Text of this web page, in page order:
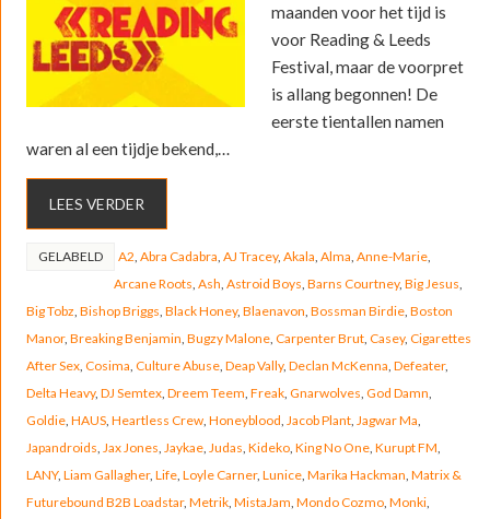
maanden voor het tijd is
voor Reading & Leeds
Festival, maar de voorpret
is allang begonnen! De
eerste tientallen namen
waren al een tijdje bekend,…
LEES VERDER
GELABELD A2 Abra Cadabra AJ Tracey, Akala Alma Anne-Marie,
Arcane Roots Ash Astroid Boys Barns Courtney, Big Jesus
Big Tobz Bishop Briggs Black Honey, Blaenavon Bossman Birdie, Boston
Manor, Breaking Benjamin Bugzy Malone, Carpenter Brut, Casey, Cigarettes
After Sex, Cosima Culture Abuse, Deap Vally, Declan McKenna Defeater,
Delta Heavy, DJ Semtex, Dreem Teem Freak, Gnarwolves God Damn
Goldie, HAUS, Heartless Crew, Honeyblood Jacob Plant, Jagwar Ma
Japandroids Jax Jones Jaykae, Judas Kideko, King No One, Kurupt FM
LANY, Liam Gallagher, Life, Loyle Carner, Lunice, Marika Hackman Matrix &
Futurebound B2B Loadstar, Metrik, MistaJam Mondo Cozmo, Monki,